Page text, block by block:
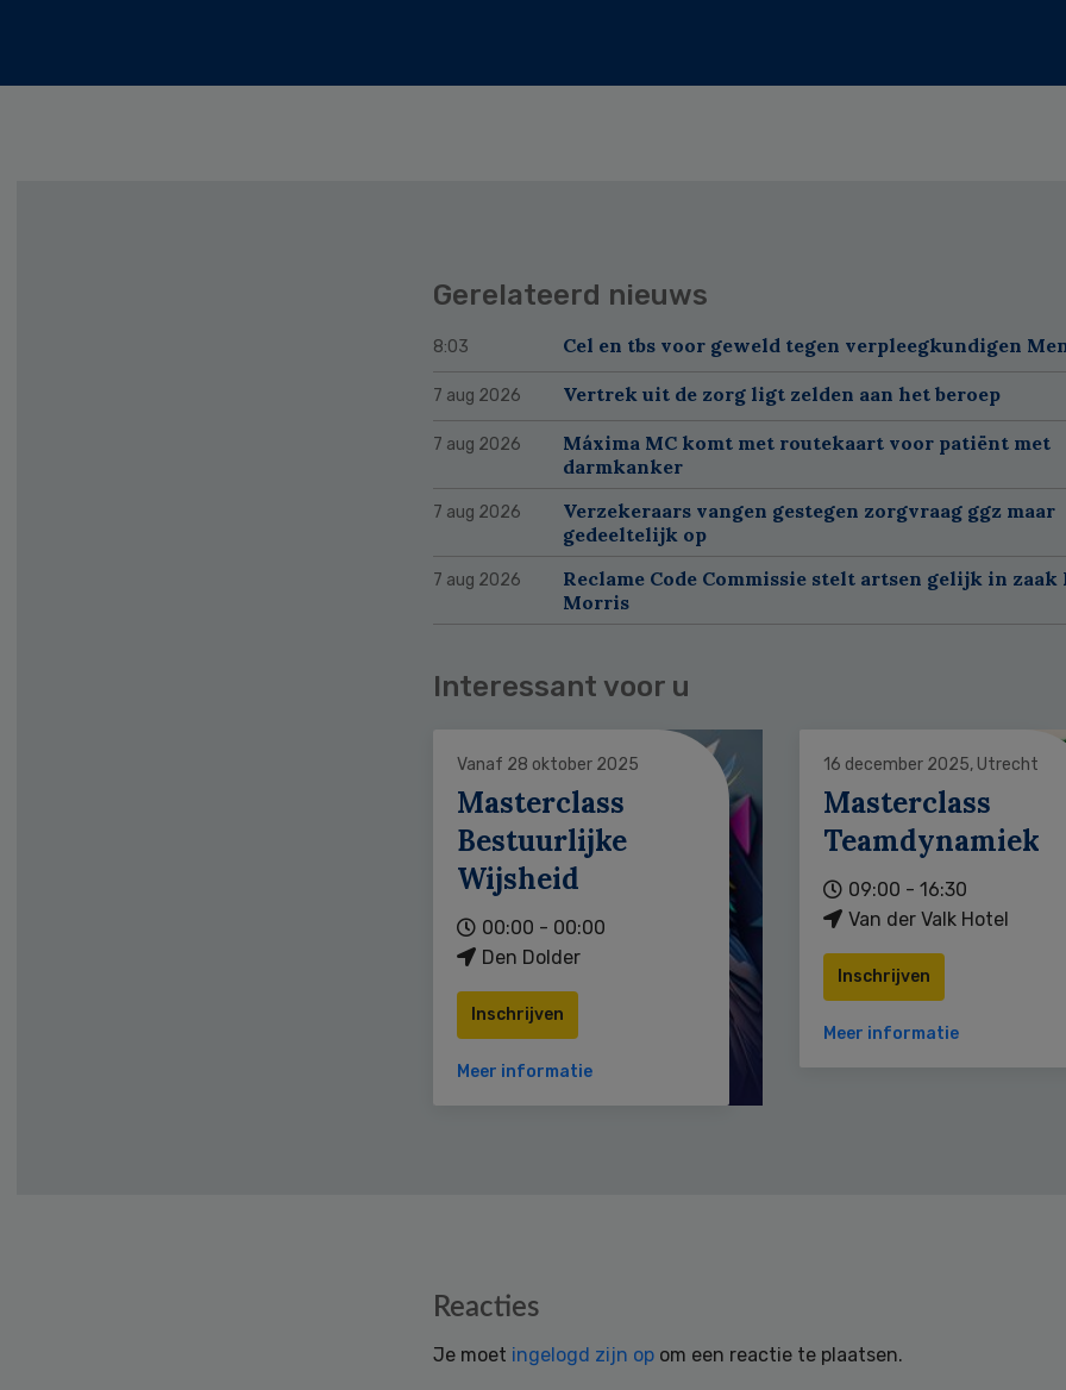
Gerelateerd nieuws
8:03 Cel en tbs voor geweld tegen verpleegkundigen
7 aug 2026 Vertrek uit de zorg ligt zelden aan het beroep
7 aug 2026
Máxima MC komt met routekaart voor patiënt met
darmkanker
7 aug 2026
Verzekeraars vangen gestegen zorgvraag ggz maar
gedeeltelijk op
7 aug 2026
Reclame Code Commissie stelt artsen gelijk in
Morris
Interessant voor u
Vanaf 28 oktober 2025
Masterclass
Bestuurlijke
Wijsheid
00:00 - 00:00
Den Dolder
Inschrijven
Meer informatie
16 december 2025, Utrecht
Masterclass
Teamdynamiek
09:00 - 16:30
Van der Valk Hotel
Inschrijven
Meer informatie
Reacties
Je moet ingelogd zijn op om een reactie te plaatsen.